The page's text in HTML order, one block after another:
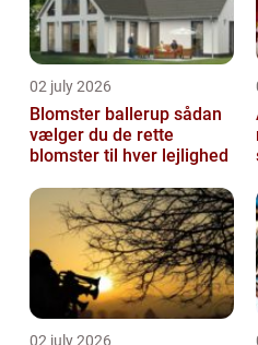
02 july 2026
Blomster ballerup sådan
vælger du de rette
blomster til hver lejlighed
02 july 2026